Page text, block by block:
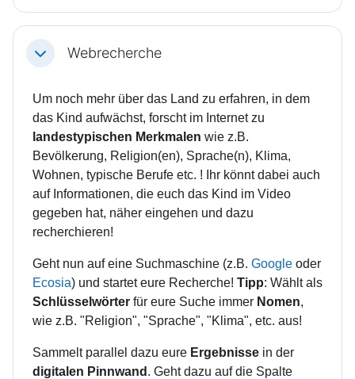
EinklappenWebrecherche
Um noch mehr über das Land zu erfahren, in dem
das Kind aufwächst, forscht im Internet zu
landestypischen Merkmalen wie z.B.
Bevölkerung, Religion(en), Sprache(n), Klima,
Wohnen, typische Berufe etc. ! Ihr könnt dabei auch
auf Informationen, die euch das Kind im Video
gegeben hat, näher eingehen und dazu
recherchieren!
Geht nun auf eine Suchmaschine (z.B. Google oder
Ecosia) und startet eure Recherche! Tipp: Wählt als
Schlüsselwörter für eure Suche immer Nomen,
wie z.B. "Religion", "Sprache", "Klima", etc. aus!
Sammelt parallel dazu eure Ergebnisse in der
digitalen Pinnwand . Geht dazu auf die Spalte